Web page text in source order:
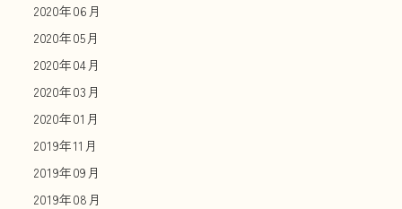
2020年06月
2020年05月
2020年04月
2020年03月
2020年01月
2019年11月
2019年09月
2019年08月